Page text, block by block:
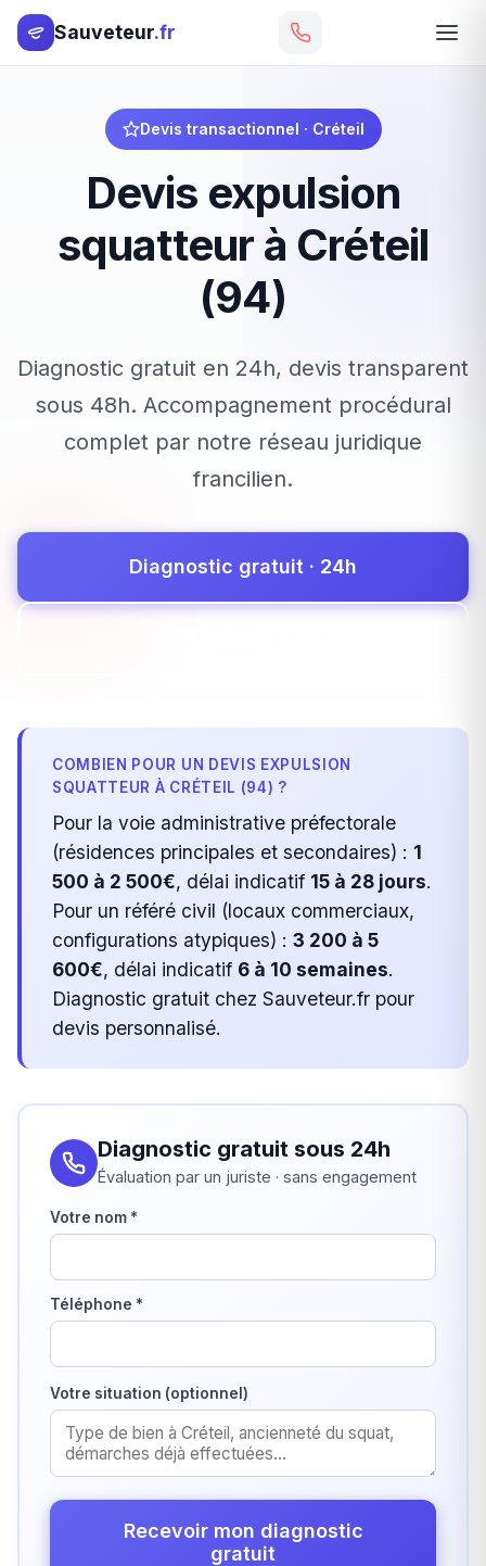
Sauveteur.fr
Devis transactionnel · Créteil
Devis expulsion
squatteur à Créteil
(94)
Diagnostic gratuit en 24h, devis transparent
sous 48h. Accompagnement procédural
complet par notre réseau juridique
francilien.
Diagnostic gratuit · 24h
COMBIEN POUR UN DEVIS EXPULSION
SQUATTEUR À CRÉTEIL (94) ?
Pour la voie administrative préfectorale
(résidences principales et secondaires) : 1
500 à 2 500€, délai indicatif 15 à 28 jours.
Pour un référé civil (locaux commerciaux,
configurations atypiques) : 3 200 à 5
600€, délai indicatif 6 à 10 semaines.
Diagnostic gratuit chez Sauveteur.fr pour
devis personnalisé.
Diagnostic gratuit sous 24h
Évaluation par un juriste · sans engagement
Votre nom *
Téléphone *
Votre situation (optionnel)
Recevoir mon diagnostic
gratuit